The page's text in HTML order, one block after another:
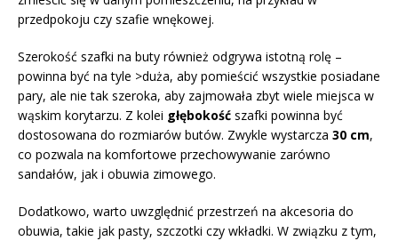
przedpokoju czy szafie wnękowej.
Szerokość szafki na buty również odgrywa istotną rolę –
powinna być na tyle >duża, aby pomieścić wszystkie posiadane
pary, ale nie tak szeroka, aby zajmowała zbyt wiele miejsca w
wąskim korytarzu. Z kolei głębokość szafki powinna być
dostosowana do rozmiarów butów. Zwykle wystarcza 30 cm,
co pozwala na komfortowe przechowywanie zarówno
sandałów, jak i obuwia zimowego.
Dodatkowo, warto uwzględnić przestrzeń na akcesoria do
obuwia, takie jak pasty, szczotki czy wkładki. W związku z tym,